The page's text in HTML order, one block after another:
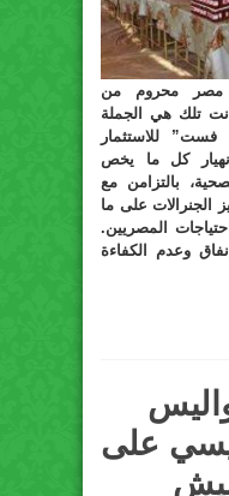
مصر محروم من
تلك هي الجملة
فست” للاستثمار
كل ما يخص
بالتزامن مع
الجنرالات على ما
المصريين.
وعدم الكفاءة
على